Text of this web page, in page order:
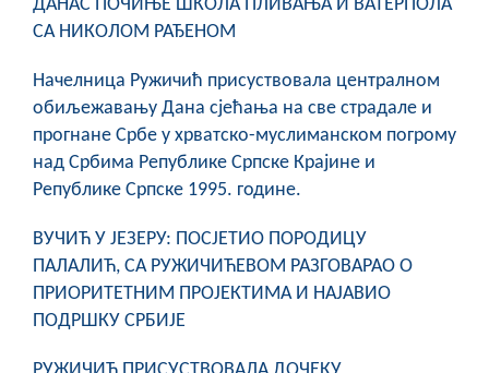
ДАНАС ПОЧИЊЕ ШКОЛА ПЛИВАЊА И ВАТЕРПОЛА
СА НИКОЛОМ РАЂЕНОМ
Начелница Ружичић присуствовала централном
обиљежавању Дана сјећања на све страдале и
прогнане Србе у хрватско-муслиманском погрому
над Србима Републике Српске Крајине и
Републике Српске 1995. године.
ВУЧИЋ У ЈЕЗЕРУ: ПОСЈЕТИО ПОРОДИЦУ
ПАЛАЛИЋ, СА РУЖИЧИЋЕВОМ РАЗГОВАРАО О
ПРИОРИТЕТНИМ ПРОЈЕКТИМА И НАЈАВИО
ПОДРШКУ СРБИЈЕ